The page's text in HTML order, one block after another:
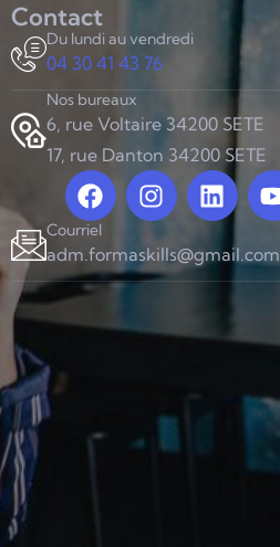
Contact
Du lundi au vendredi
04 30 41 43 76
Nos bureaux
6, rue Voltaire 34200 SETE
17, rue Danton 34200 SETE
Courriel
adm.formaskills@gmail.com